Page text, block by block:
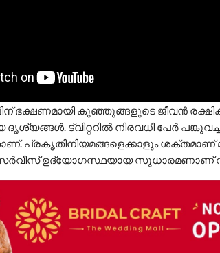
ഭക്ഷണമായി കുഞ്ഞുങ്ങളുടെ ജീവന്‍
ട്വിറ്ററില്‍ നിരവധി പേര്‍
പ്രകൃതിനിയമങ്ങളെക്കാളും
ഉദ്യോഗസ്ഥയായ സുധാരമണാണ്